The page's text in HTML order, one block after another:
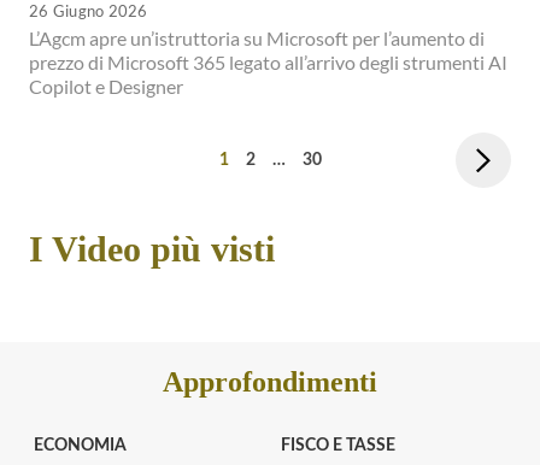
26 Giugno 2026
L’Agcm apre un’istruttoria su Microsoft per l’aumento di
prezzo di Microsoft 365 legato all’arrivo degli strumenti AI
Copilot e Designer
1 2 … 30
I Video più visti
Approfondimenti
ECONOMIA FISCO E TASSE